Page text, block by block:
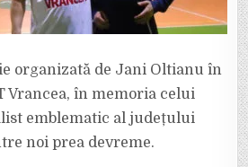
ÎN
FAȚA
EDIȚIEI
organizată de Jani Oltianu în
Vrancea, în memoria celui
emblematic al județului
noi prea devreme.